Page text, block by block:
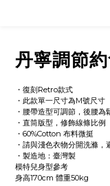
丹寧調節
・復刻Retro款式
・此款單一尺寸為M號尺寸
・腰帶造型可調節，後腰為
・直筒版型，修飾線條比例
・60%Cotton 布料微挺
・請與淺色衣物分開洗滌，
・製造地：臺灣製
模特兒身型參考
身高170cm 體重50kg